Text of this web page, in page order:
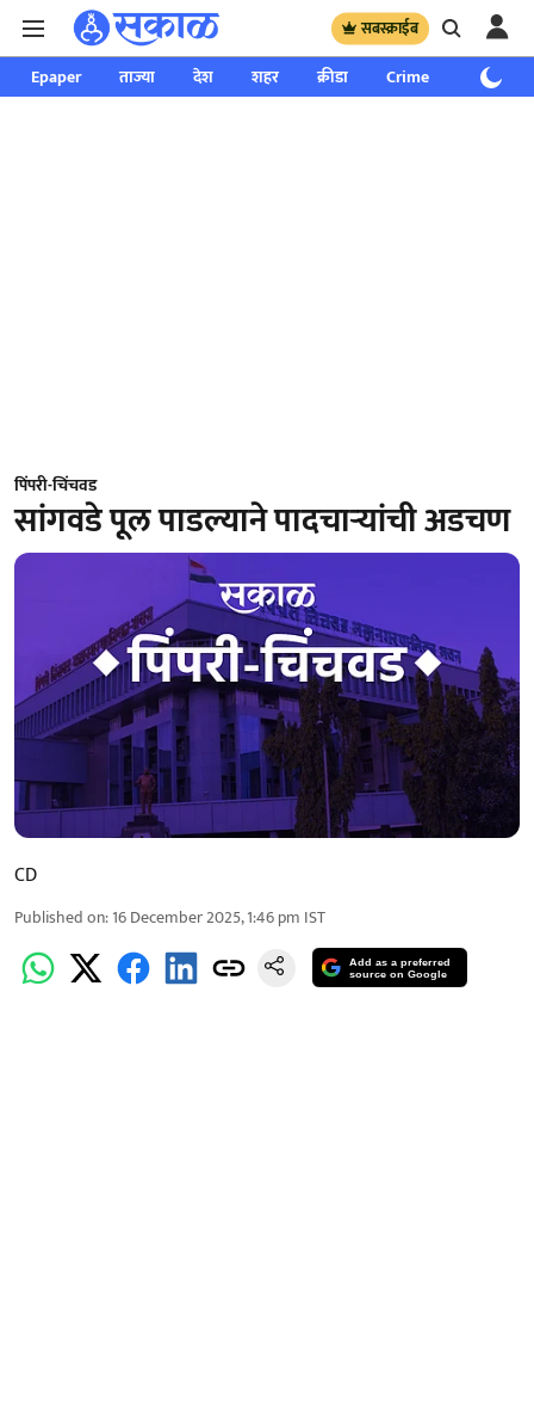
सबस्क्राईब
Epaper ताज्या देश शहर क्रीडा Crime साप्ताहिक
पिंपरी-चिंचवड
सांगवडे पूल पाडल्याने पादचाऱ्यांची अडचण
CD
Published on:16 December 2025, 1:46 pm IST
Add as a preferred
source on Google